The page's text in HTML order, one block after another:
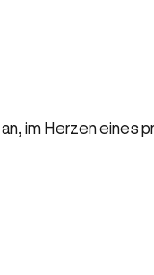
im Herzen eines